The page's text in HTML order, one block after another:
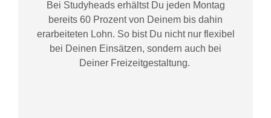
Bei Studyheadserhältst Du jeden Montag
bereits 60 Prozent von Deinem bis dahin
erarbeiteten Lohn. So bist Du nicht nur flexibel
bei Deinen Einsätzen, sondern auch bei
DeinerFreizeitgestaltung.